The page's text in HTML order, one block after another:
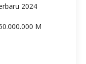
2024
M